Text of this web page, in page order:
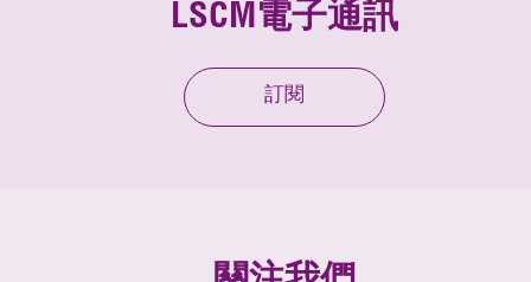
LSCM電子通訊
訂閱